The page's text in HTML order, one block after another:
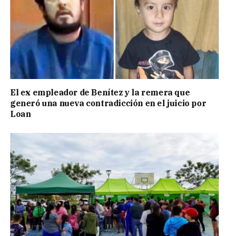
El ex empleador de Benítez y la remera que
generó una nueva contradicción en el juicio por
Loan